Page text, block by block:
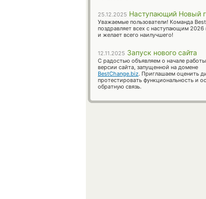
25.12.2025 Наступающий Новый
Уважаемые пользователи! Команда
поздравляет всех с наступающим 2026
и желает всего наилучшего!
12.11.2025 Запуск нового сайта
С радостью объявляем о начале
версии сайта, запущенной на домене
BestChange.biz. Приглашаем оценить
протестировать функциональность и
обратную связь.